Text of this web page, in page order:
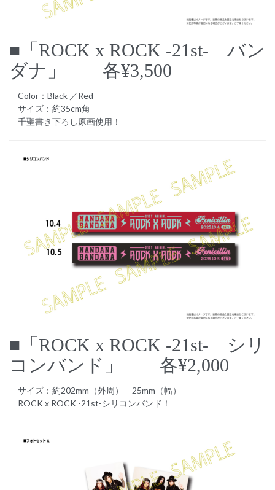
■「ROCK x ROCK -21st- バン
ダナ」 各¥3,500
Color：Black ／Red
サイズ：約35cm角
千聖書き下ろし原画使用！
■「ROCK x ROCK -21st- シリ
コンバンド」 各¥2,000
サイズ：約202mm（外周） 25mm（幅）
ROCK x ROCK -21st-シリコンバンド！